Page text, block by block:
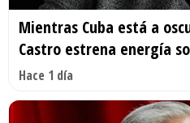
Mientras Cuba está a
Castro estrena energía
Hace 1 día